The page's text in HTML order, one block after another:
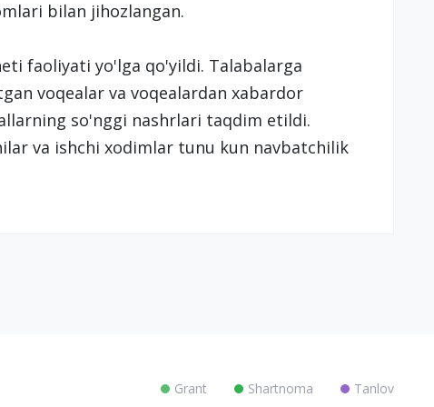
bilan jihozlangan.
faoliyati yo'lga qo'yildi. Talabalarga
voqealar va voqealardan xabardor
so'nggi nashrlari taqdim etildi.
va ishchi xodimlar tunu kun navbatchilik
Grant Shartnoma Tanlov